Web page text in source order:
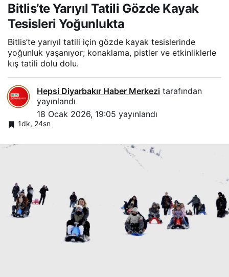
Bitlis’te Yarıyıl Tatili Gözde Kayak
Tesisleri Yoğunlukta
Bitlis’te yarıyıl tatili için gözde kayak tesislerinde
yoğunluk yaşanıyor; konaklama, pistler ve etkinliklerle
kış tatili dolu dolu.
Hepsi Diyarbakır Haber Merkezi tarafından
yayınlandı
18 Ocak 2026, 19:05 yayınlandı
1dk, 24sn